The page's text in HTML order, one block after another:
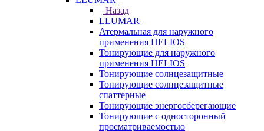
Назад
LLUMAR
Атермальная для наружного
применения HELIOS
Тонирующие для наружного
применения HELIOS
Тонирующие солнцезащитные
Тонирующие солнцезащитные
спаттерные
Тонирующие энергосберегающие
Тонирующие с односторонный
просматриваемостью